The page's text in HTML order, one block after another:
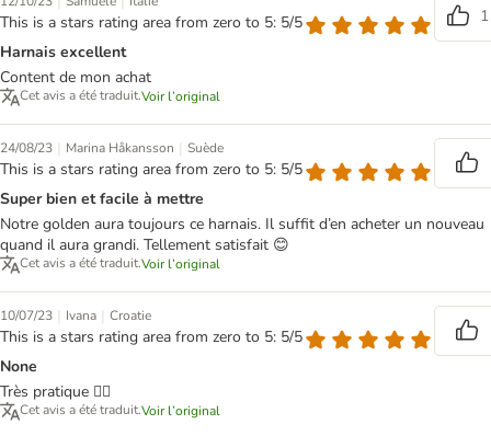
This is a stars rating area from zero to 5: 5/5
1
Harnais excellent
Content de mon achat
Cet avis a été traduit.Voir l’original
24/08/23 | Marina Håkansson | Suède
This is a stars rating area from zero to 5: 5/5
Super bien et facile à mettre
Notre golden aura toujours ce harnais. Il suffit d’en acheter un nouveau
quand il aura grandi. Tellement satisfait 😊
Cet avis a été traduit.Voir l’original
10/07/23 | Ivana | Croatie
This is a stars rating area from zero to 5: 5/5
None
Très pratique 👍🏼
Cet avis a été traduit.Voir l’original